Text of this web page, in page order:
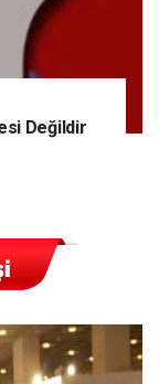
Değildir